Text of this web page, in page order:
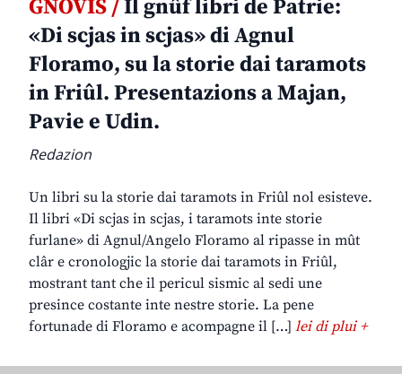
GNOVIS /Il gnûf libri de Patrie:
«Di scjas in scjas» di Agnul
Floramo, su la storie dai taramots
in Friûl. Presentazions a Majan,
Pavie e Udin.
Redazion
Un libri su la storie dai taramots in Friûl nol esisteve.
Il libri «Di scjas in scjas, i taramots inte storie
furlane» di Agnul/Angelo Floramo al ripasse in mût
clâr e cronologjic la storie dai taramots in Friûl,
mostrant tant che il pericul sismic al sedi une
presince costante inte nestre storie. La pene
fortunade di Floramo e acompagne il […] lei di plui +